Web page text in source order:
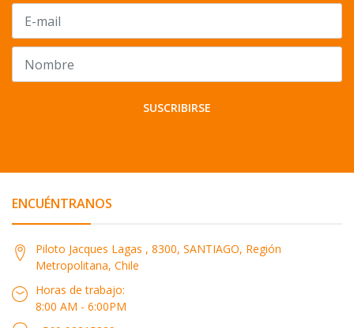
SUSCRIBIRSE
ENCUÉNTRANOS
Piloto Jacques Lagas , 8300, SANTIAGO, Región
Metropolitana, Chile
Horas de trabajo:
8:00 AM - 6:00PM